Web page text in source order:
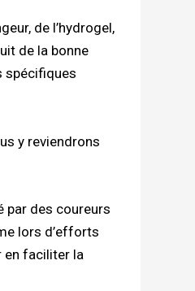
de l’hydrogel,
de la bonne
spécifiques
y reviendrons
par des coureurs
lors d’efforts
en faciliter la